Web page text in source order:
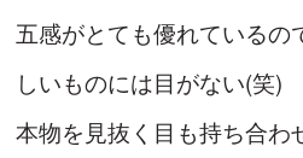
五感がとても優れているの
しいものには目がない(笑)
本物を見抜く目も持ち合わ